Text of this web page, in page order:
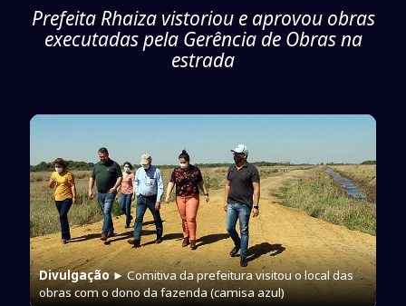
Prefeita Rhaiza vistoriou e aprovou obras
executadas pela Gerência de Obras na
estrada
Divulgação► Comitiva da prefeitura visitou o local das
obras com o dono da fazenda (camisa azul)